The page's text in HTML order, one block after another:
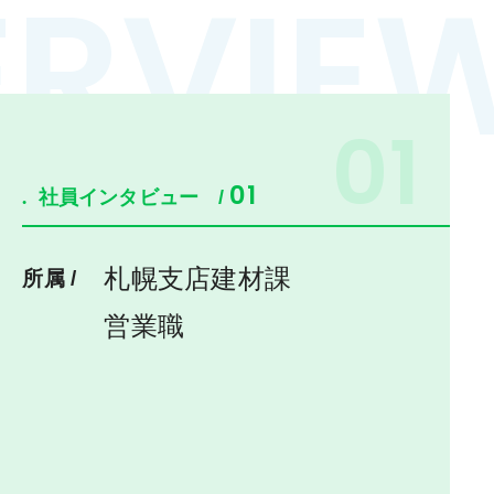
● 社員インタビュー/ 01 01
所属 /
札幌支店建材課
営業職